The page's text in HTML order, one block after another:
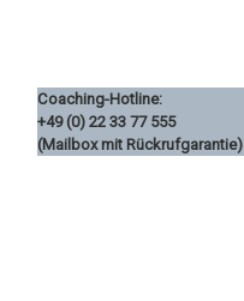
Coaching-Hotline:
+49 (0) 22 33 77 555
(Mailbox mit Rückrufgarantie)